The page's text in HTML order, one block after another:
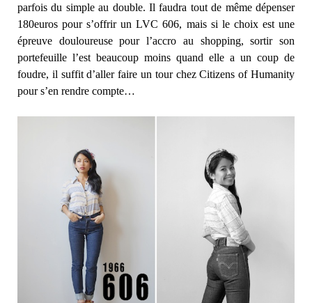
parfois du simple au double. Il faudra tout de même dépenser
180euros pour s’offrir un LVC 606, mais si le choix est une
épreuve douloureuse pour l’accro au shopping, sortir son
portefeuille l’est beaucoup moins quand elle a un coup de
foudre, il suffit d’aller faire un tour chez Citizens of Humanity
pour s’en rendre compte…